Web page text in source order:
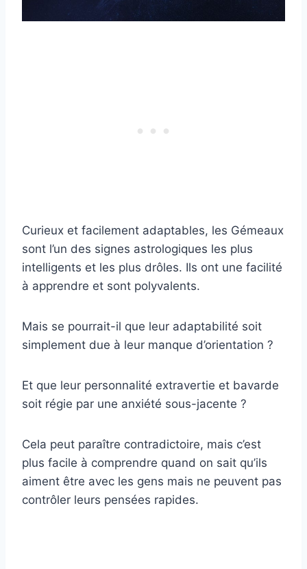
Curieux et facilement adaptables, les Gémeaux
sont l’un des signes astrologiques les plus
intelligents et les plus drôles. Ils ont une facilité
à apprendre et sont polyvalents.
Mais se pourrait-il que leur adaptabilité soit
simplement due à leur manque d’orientation ?
Et que leur personnalité extravertie et bavarde
soit régie par une anxiété sous-jacente ?
Cela peut paraître contradictoire, mais c’est
plus facile à comprendre quand on sait qu’ils
aiment être avec les gens mais ne peuvent pas
contrôler leurs pensées rapides.